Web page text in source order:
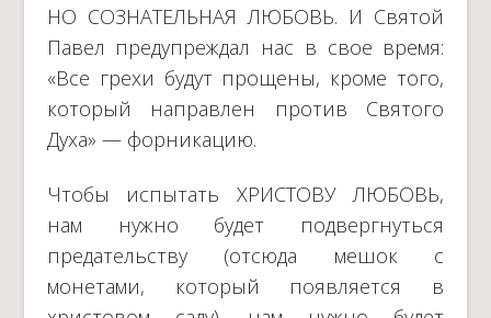
НО СОЗНАТЕЛЬНАЯ ЛЮБОВЬ. И Святой
Павел предупреждал нас в свое время:
«Все грехи будут прощены, кроме того,
который направлен против Святого
Духа» — форникацию.
Чтобы испытать ХРИСТОВУ ЛЮБОВЬ,
нам нужно будет подвергнуться
предательству (отсюда мешок с
монетами, который появляется в